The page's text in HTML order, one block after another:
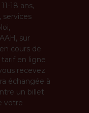
18 ans,
services
sur
cours de
en ligne
recevez
échangée à
un billet
votre